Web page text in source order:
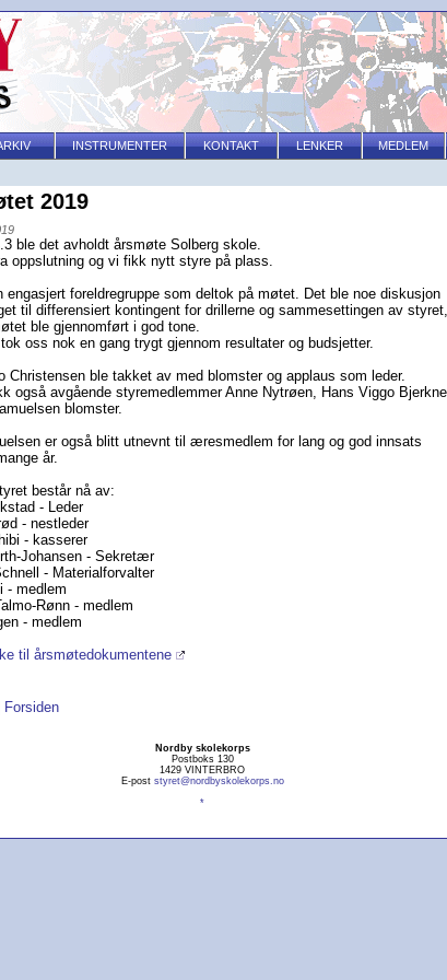
INSTRUMENTER KONTAKT LENKER MEDLEM
2019
ble det avholdt årsmøte Solberg skole.
oppslutning og vi fikk nytt styre på plass.
engasjert foreldregruppe som deltok på møtet. Det ble noe diskusjon
til differensiert kontingent for drillerne og sammesettingen av styret,
ble gjennomført i god tone.
oss nok en gang trygt gjennom resultater og budsjetter.
Christensen ble takket av med blomster og applaus som leder.
også avgående styremedlemmer Anne Nytrøen, Hans Viggo
blomster.
er også blitt utnevnt til æresmedlem for lang og god innsats
år.
består nå av:
- Leder
- nestleder
- kasserer
Johansen - Sekretær
- Materialforvalter
- medlem
Rønn - medlem
- medlem
til årsmøtedokumentene
Forsiden
Nordby skolekorps
Postboks 130
1429 VINTERBRO
E-post styret@nordbyskolekorps.no
*